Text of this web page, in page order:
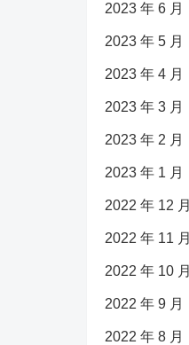
2023 年 6 月
2023 年 5 月
2023 年 4 月
2023 年 3 月
2023 年 2 月
2023 年 1 月
2022 年 12 月
2022 年 11 月
2022 年 10 月
2022 年 9 月
2022 年 8 月